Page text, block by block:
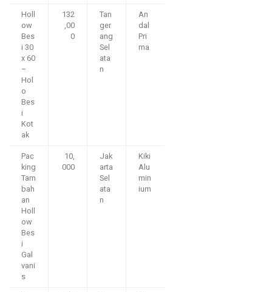
Holl
ow
Bes
i 30
x 60
–
Hol
o
Bes
i
Kot
ak
132
,00
0
Tan
ger
ang
Sel
ata
n
An
dal
Pri
ma
Pac
king
Tam
bah
an
Holl
ow
Bes
i
Gal
vani
s
10,
000
Jak
arta
Sel
ata
n
Kiki
Alu
min
ium